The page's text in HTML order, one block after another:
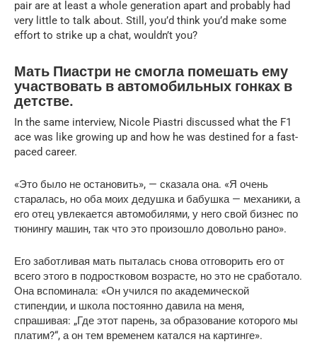
pair are at least a whole generation apart and probably had
very little to talk about. Still, you’d think you’d make some
effort to strike up a chat, wouldn’t you?
Мать Пиастри не смогла помешать ему
участвовать в автомобильных гонках в
детстве.
In the same interview, Nicole Piastri discussed what the F1
ace was like growing up and how he was destined for a fast-
paced career.
«Это было не остановить», — сказала она. «Я очень
старалась, но оба моих дедушка и бабушка — механики, а
его отец увлекается автомобилями, у него свой бизнес по
тюнингу машин, так что это произошло довольно рано».
Его заботливая мать пыталась снова отговорить его от
всего этого в подростковом возрасте, но это не сработало.
Она вспоминала: «Он учился по академической
стипендии, и школа постоянно давила на меня,
спрашивая: „Где этот парень, за образование которого мы
платим?“, а он тем временем катался на картинге».